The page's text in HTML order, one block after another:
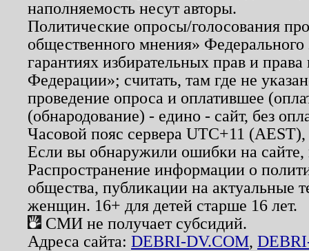
наполняемость несут авторы.
Политические опросы/голосования
общественного мнения»
гарантиях избирательных прав и
Федерации»; считать, там где не
проведение опроса и оплатившее
(обнародование) - едино - сайт, без
Часовой пояс сервера UTC+11
Если вы обнаружили ошибки на
Распространение информации о
общества, публикации на актуальные
женщин. 16+ для детей старше 16 лет.
СМИ не получает субсидий.
Адреса сайта: DEBRI-DV.COM,